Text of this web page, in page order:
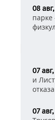
08
07
и
07